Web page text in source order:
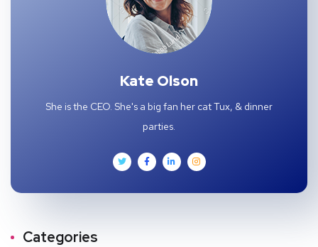
Kate Olson
She is the CEO. She's a big fan her cat Tux, & dinner
parties.
Categories